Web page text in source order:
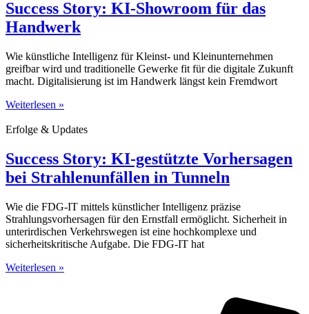
Success Story: KI-Showroom für das
Handwerk
Wie künstliche Intelligenz für Kleinst- und Kleinunternehmen
greifbar wird und traditionelle Gewerke fit für die digitale Zukunft
macht. Digitalisierung ist im Handwerk längst kein Fremdwort
Weiterlesen »
Erfolge & Updates
Success Story: KI-gestützte Vorhersagen
bei Strahlenunfällen in Tunneln
Wie die FDG-IT mittels künstlicher Intelligenz präzise
Strahlungsvorhersagen für den Ernstfall ermöglicht. Sicherheit in
unterirdischen Verkehrswegen ist eine hochkomplexe und
sicherheitskritische Aufgabe. Die FDG-IT hat
Weiterlesen »